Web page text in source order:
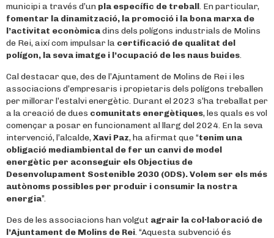
municipi a través d’un pla específic de treball. En particular,
fomentar la dinamització, la promoció i la bona marxa de
l’activitat econòmicadins dels polígons industrials de Molins
de Rei, així com impulsar la certificació de qualitat del
polígon, la seva imatge i l’ocupació de les naus buides.
Cal destacar que, des de l’Ajuntament de Molins de Rei i les
associacions d’empresaris i propietaris dels polígons treballen
per millorar l’estalvi energètic. Durant el 2023 s’ha treballat per
a la creació de dues comunitats energètiques, les quals es vol
començar a posar en funcionament al llarg del 2024. En la seva
intervenció, l’alcalde,Xavi Paz, ha afirmat que “tenim una
obligació mediambiental de fer un canvi de model
energètic per aconseguir els Objectius de
Desenvolupament Sostenible 2030 (ODS). Volem ser els més
autònoms possibles per produir i consumir la nostra
energia”.
Des de les associacions han volgut agrair la col·laboració de
l’Ajuntament de Molins de Rei. “Aquesta subvenció és